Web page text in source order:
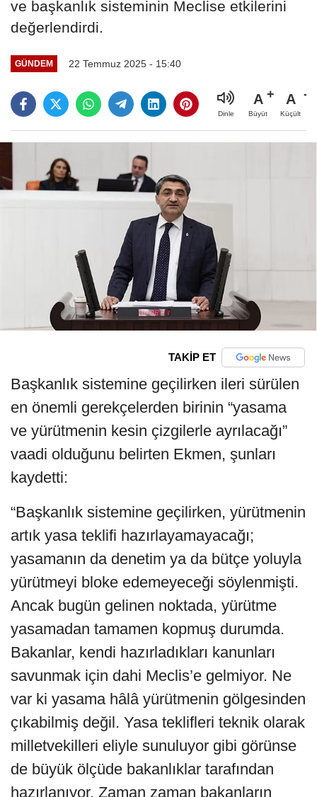
ve başkanlık sisteminin Meclise etkilerini
değerlendirdi.
GÜNDEM 22 Temmuz 2025 - 15:40
Dinle
A
Büyüt
A
Küçült
TAKİP ET
Başkanlık sistemine geçilirken ileri sürülen
en önemli gerekçelerden birinin “yasama
ve yürütmenin kesin çizgilerle ayrılacağı”
vaadi olduğunu belirten Ekmen, şunları
kaydetti:
“Başkanlık sistemine geçilirken, yürütmenin
artık yasa teklifi hazırlayamayacağı;
yasamanın da denetim ya da bütçe yoluyla
yürütmeyi bloke edemeyeceği söylenmişti.
Ancak bugün gelinen noktada, yürütme
yasamadan tamamen kopmuş durumda.
Bakanlar, kendi hazırladıkları kanunları
savunmak için dahi Meclis’e gelmiyor. Ne
var ki yasama hâlâ yürütmenin gölgesinden
çıkabilmiş değil. Yasa teklifleri teknik olarak
milletvekilleri eliyle sunuluyor gibi görünse
de büyük ölçüde bakanlıklar tarafından
hazırlanıyor. Zaman zaman bakanların